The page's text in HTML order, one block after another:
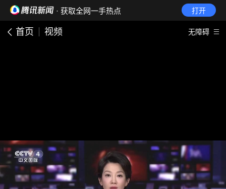
· 获取全网一手热点 打开
首页 视频 无障碍